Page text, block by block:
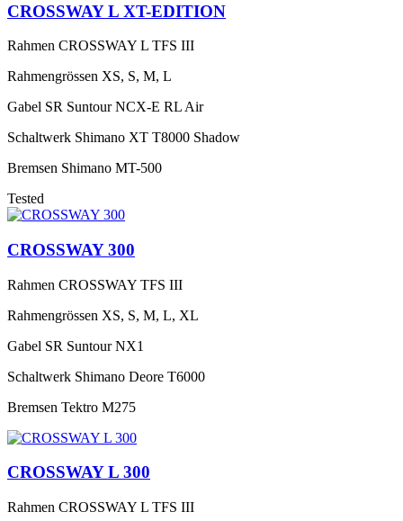
CROSSWAY L XT-EDITION
Rahmen CROSSWAY L TFS III
Rahmengrössen XS, S, M, L
Gabel SR Suntour NCX-E RL Air
Schaltwerk Shimano XT T8000 Shadow
Bremsen Shimano MT-500
Tested
CROSSWAY 300
Rahmen CROSSWAY TFS III
Rahmengrössen XS, S, M, L, XL
Gabel SR Suntour NX1
Schaltwerk Shimano Deore T6000
Bremsen Tektro M275
CROSSWAY L 300
Rahmen CROSSWAY L TFS III